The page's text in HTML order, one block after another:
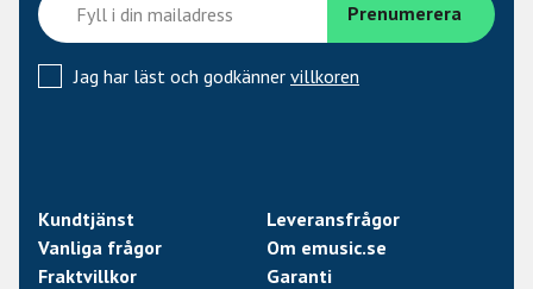
Jag har läst och godkänner villkoren
Kundtjänst
Leveransfrågor
Vanliga frågor
Om emusic.se
Fraktvillkor
Garanti